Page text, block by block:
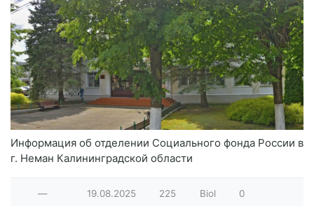
Информация об отделении Социального фонда России в
г. Неман Калининградской области
— 19.08.2025 225 Biol 0